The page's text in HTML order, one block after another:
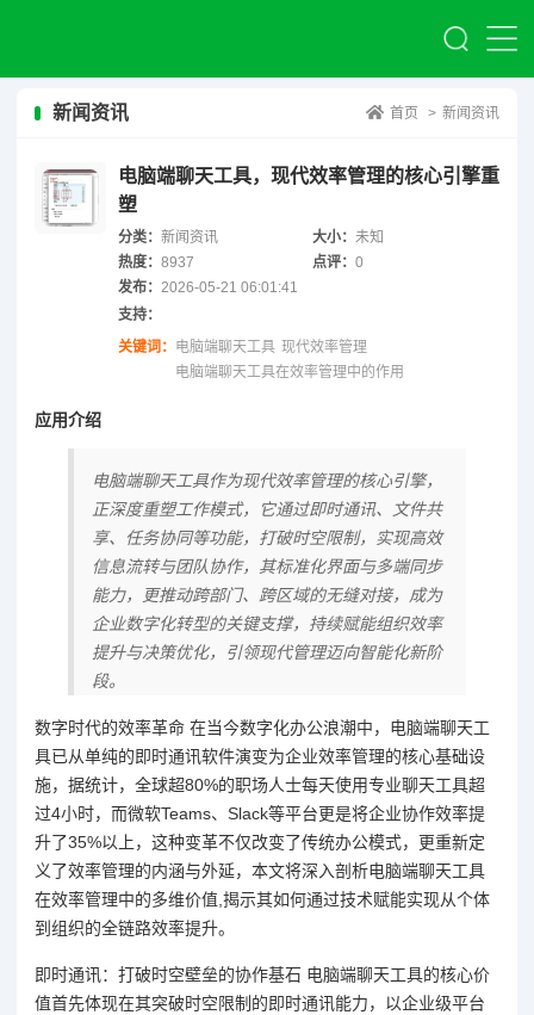
新闻资讯 首页 > 新闻资讯
电脑端聊天工具，现代效率管理的核心引擎重
塑
分类： 新闻资讯 大小：未知
热度： 8937 点评：0
发布： 2026-05-21 06:01:41
支持：
关键词： 电脑端聊天工具 现代效率管理
电脑端聊天工具在效率管理中的作用
应用介绍
电脑端聊天工具作为现代效率管理的核心引擎，
正深度重塑工作模式，它通过即时通讯、文件共
享、任务协同等功能，打破时空限制，实现高效
信息流转与团队协作，其标准化界面与多端同步
能力，更推动跨部门、跨区域的无缝对接，成为
企业数字化转型的关键支撑，持续赋能组织效率
提升与决策优化，引领现代管理迈向智能化新阶
段。
数字时代的效率革命 在当今数字化办公浪潮中，电脑端聊天工
具已从单纯的即时通讯软件演变为企业效率管理的核心基础设
施，据统计，全球超80%的职场人士每天使用专业聊天工具超
过4小时，而微软Teams、Slack等平台更是将企业协作效率提
升了35%以上，这种变革不仅改变了传统办公模式，更重新定
义了效率管理的内涵与外延，本文将深入剖析电脑端聊天工具
在效率管理中的多维价值,揭示其如何通过技术赋能实现从个体
到组织的全链路效率提升。
即时通讯：打破时空壁垒的协作基石 电脑端聊天工具的核心价
值首先体现在其突破时空限制的即时通讯能力，以企业级平台